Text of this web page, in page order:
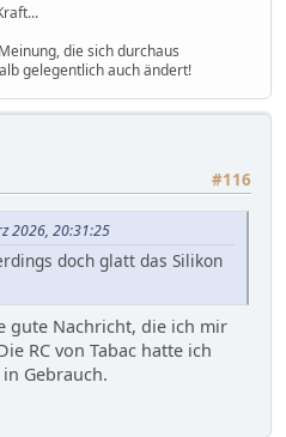
die sich durchaus
gelegentlich auch ändert!
#116
2026, 20:31:25
doch glatt das Silikon
gute Nachricht, die ich mir
RC von Tabac hatte ich
Gebrauch.